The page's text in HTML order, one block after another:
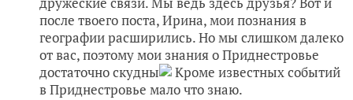
после твоего поста, Ирина, мои познания в
географии расширились. Но мы слишком далеко
от вас, поэтому мои знания о Приднестровье
достаточно скудны
Кроме известных событий
в Приднестровье мало что знаю.